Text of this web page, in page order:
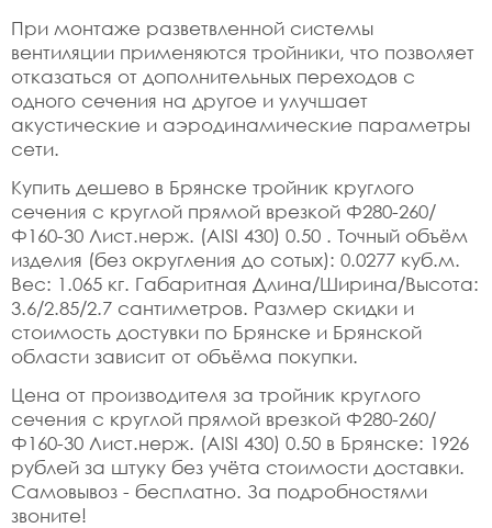
При монтаже разветвленной системы
вентиляции применяются тройники, что позволяет
отказаться от дополнительных переходов с
одного сечения на другое и улучшает
акустические и аэродинамические параметры
сети.
Купить дешево в Брянске тройник круглого
сечения с круглой прямой врезкой Ф280-260/
Ф160-30 Лист.нерж. (AISI 430) 0.50 . Точный объём
изделия (без округления до сотых): 0.0277 куб.м.
Вес: 1.065 кг. Габаритная Длина/Ширина/Высота:
3.6/2.85/2.7 сантиметров. Размер скидки и
стоимость достувки по Брянске и Брянской
области зависит от объёма покупки.
Цена от производителя за тройник круглого
сечения с круглой прямой врезкой Ф280-260/
Ф160-30 Лист.нерж. (AISI 430) 0.50 в Брянске: 1926
рублей за штуку без учёта стоимости доставки.
Самовывоз - бесплатно. За подробностями
звоните!